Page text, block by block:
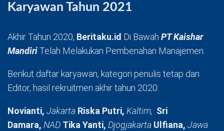
Karyawan Tahun 2021
Akhir Tahun 2020, Beritaku.id Di Bawah PT Kaishar
MandiriTelah Melakukan Pembenahan Manajemen.
Berikut daftar karyawan, kategori penulis tetap dan
Editor, hasil rekruitmen akhir tahun 2020:
Novianti, Jakarta Riska Putri, Kaltim, Sri
Damara, NAD Tika Yanti, Djogjakarta Ulfiana, Jawa